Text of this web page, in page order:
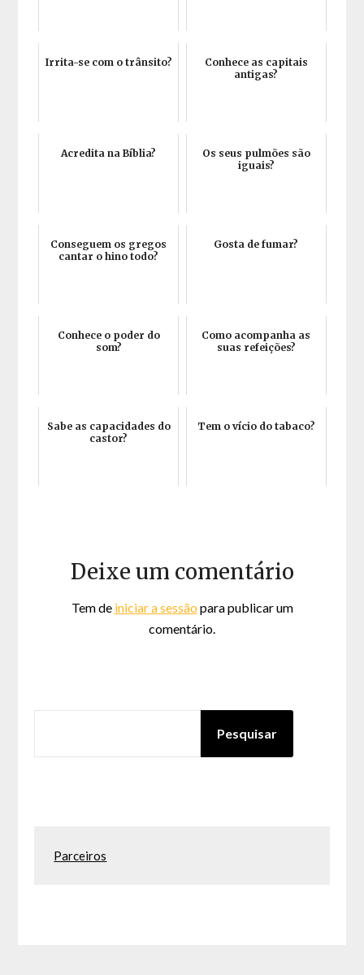
Irrita-se com o trânsito?
Conhece as capitais
antigas?
Acredita na Bíblia?
Os seus pulmões são
iguais?
Conseguem os gregos
cantar o hino todo?
Gosta de fumar?
Conhece o poder do
som?
Como acompanha as
suas refeições?
Sabe as capacidades do
castor?
Tem o vício do tabaco?
Deixe um comentário
Tem de iniciar a sessão para publicar um
comentário.
Pesquisar
Parceiros